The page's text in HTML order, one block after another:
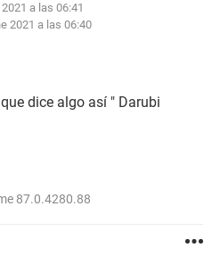
a las 06:41
2021 a las 06:40
dice algo así " Darubi
87.0.4280.88